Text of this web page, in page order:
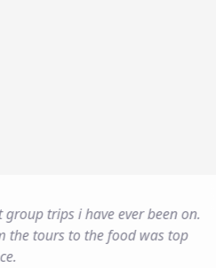
Η εταιρεία μας
χρονικό
θεμελίωση,
group trips i have ever been on.
the tours to the food was top